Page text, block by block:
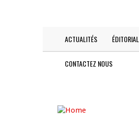
Main
navigation
ACTUALITÉS ÉDITORIAL
CONTACTEZ NOUS